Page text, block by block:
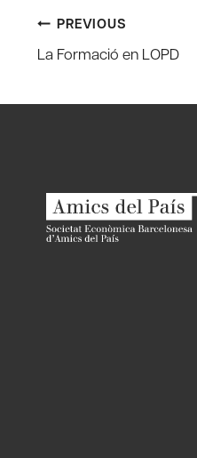
Post
navigation
PREVIOUS
La Formació en LOPD